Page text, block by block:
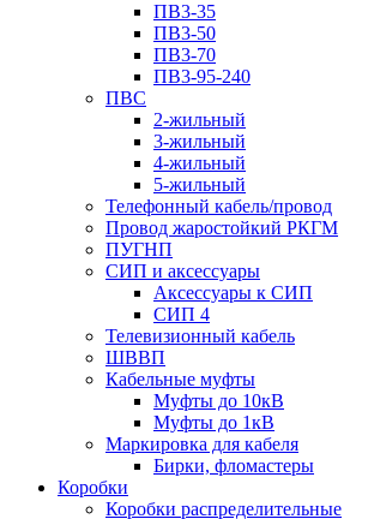
ПВ3-35
ПВ3-50
ПВ3-70
ПВ3-95-240
ПВС
2-жильный
3-жильный
4-жильный
5-жильный
Телефонный кабель/провод
Провод жаростойкий РКГМ
ПУГНП
СИП и аксессуары
Аксессуары к СИП
СИП 4
Телевизионный кабель
ШВВП
Кабельные муфты
Муфты до 10кВ
Муфты до 1кВ
Маркировка для кабеля
Бирки, фломастеры
Коробки
Коробки распределительные